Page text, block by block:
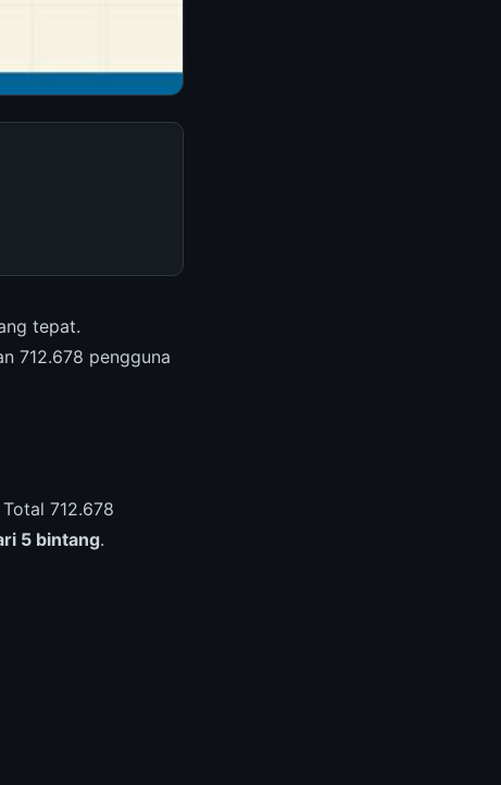
tepat.
712.678 pengguna
712.678
5 bintang.